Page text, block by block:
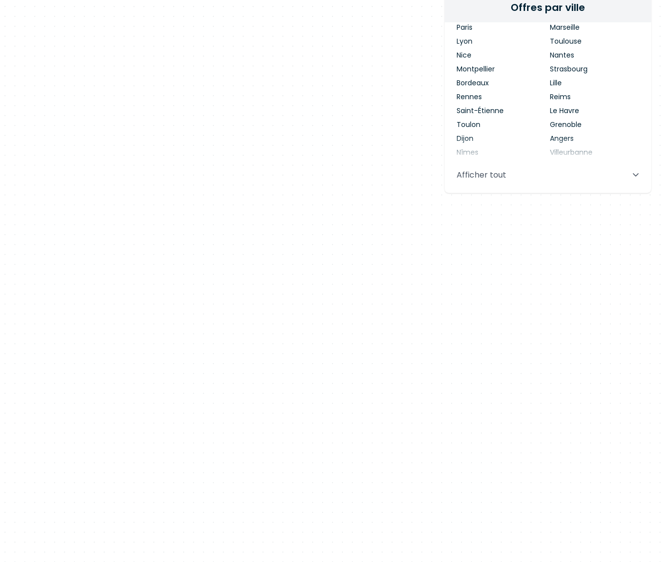
Offres par ville
Paris
Marseille
Lyon
Toulouse
Nice
Nantes
Montpellier
Strasbourg
Bordeaux
Lille
Rennes
Reims
Saint-Étienne
Le Havre
Toulon
Grenoble
Dijon
Angers
Nîmes
Villeurbanne
Aix-en-Provence
Afficher tout